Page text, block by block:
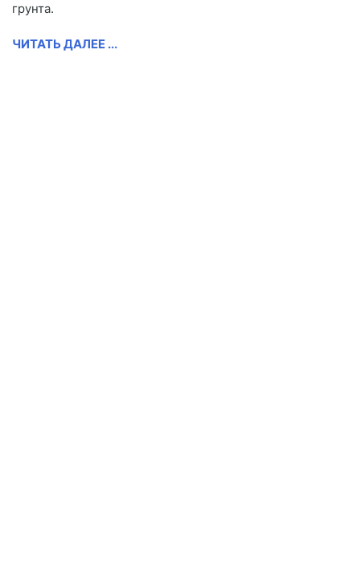
грунта.
ЧИТАТЬ ДАЛЕЕ ...